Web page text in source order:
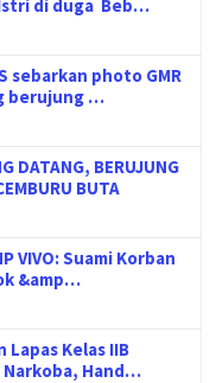
di duga Beb…
sebarkan photo GMR
berujung …
DATANG, BERUJUNG
BUTA
VIVO: Suami Korban
&amp…
Kelas IIB
Narkoba, Hand…